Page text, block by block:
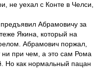
не уехал с Конте в Челси,
Абрамовичу за
Якина, который на
Абрамович поржал,
ни при чем, а это сам Рома
Но как нормальный пацан